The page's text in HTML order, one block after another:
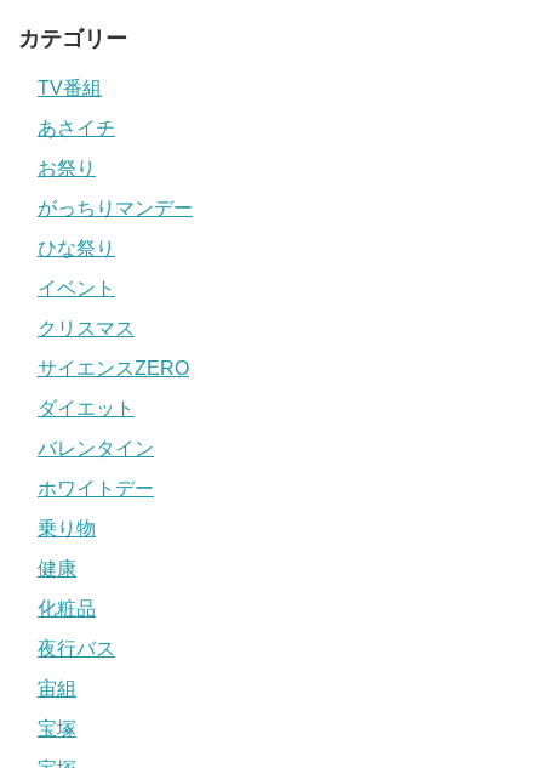
カテゴリー
TV番組
あさイチ
お祭り
がっちりマンデー
ひな祭り
イベント
クリスマス
サイエンスZERO
ダイエット
バレンタイン
ホワイトデー
乗り物
健康
化粧品
夜行バス
宙組
宝塚